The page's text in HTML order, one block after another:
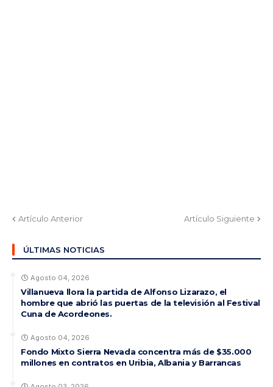
Artículo Anterior Artículo Siguiente
ÚLTIMAS NOTICIAS
Agosto 04, 2026
Villanueva llora la partida de Alfonso Lizarazo, el
hombre que abrió las puertas de la televisión al Festival
Cuna de Acordeones.
Agosto 04, 2026
Fondo Mixto Sierra Nevada concentra más de $35.000
millones en contratos en Uribia, Albania y Barrancas